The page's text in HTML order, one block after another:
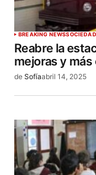
BREAKING NEWSSOCIEDAD
Reabre la
mejoras y
de Sofíaabril 14, 2025